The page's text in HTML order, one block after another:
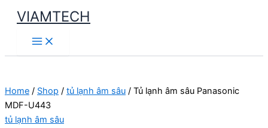
Skip
content
VIAMTECH
Main
Menu
Home / Shop / tủ lạnh âm sâu / Tủ lạnh âm sâu Panasonic
MDF-U443
tủ lạnh âm sâu